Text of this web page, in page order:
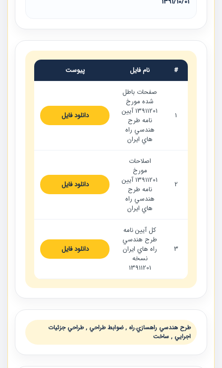
# نام فایل پیوست
1
صفحات باطل
شده مورخ
13911201 آيين
نامه طرح
هندسي راه
هاي ايران
دانلود فایل
2
اصلاحات
مورخ
13911201 آيين
نامه طرح
هندسي راه
هاي ايران
دانلود فایل
3
كل آيين نامه
طرح هندسي
راه هاي ايران
نسخه
13911201
دانلود فایل
طرح هندسي راهسازي.راه , ضوابط طراحي , طراحي جزئيات
اجرايي , ساخت